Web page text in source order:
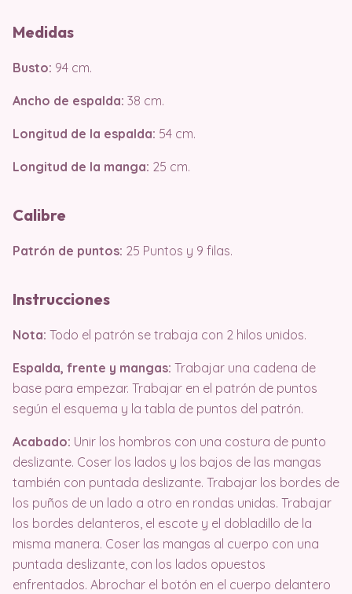
Medidas
Busto: 94 cm.
Ancho de espalda: 38 cm.
Longitud de la espalda: 54 cm.
Longitud de la manga: 25 cm.
Calibre
Patrón de puntos: 25 Puntos y 9 filas.
Instrucciones
Nota: Todo el patrón se trabaja con 2 hilos unidos.
Espalda, frente y mangas: Trabajar una cadena de
base para empezar. Trabajar en el patrón de puntos
según el esquema y la tabla de puntos del patrón.
Acabado: Unir los hombros con una costura de punto
deslizante. Coser los lados y los bajos de las mangas
también con puntada deslizante. Trabajar los bordes de
los puños de un lado a otro en rondas unidas. Trabajar
los bordes delanteros, el escote y el dobladillo de la
misma manera. Coser las mangas al cuerpo con una
puntada deslizante, con los lados opuestos
enfrentados. Abrochar el botón en el cuerpo delantero